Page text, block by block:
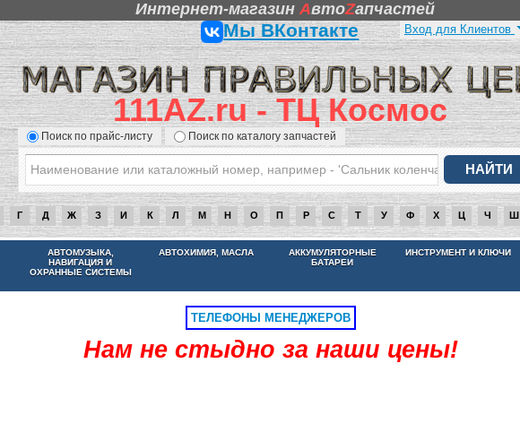
Интернет-магазинAвтоZапчастей
Мы ВКонтакте
111AZ.ru - ТЦ Космос
Поиск по прайс-листу Поиск по каталогу запчастей
Вход для Клиентов
Г Д Ж З И К Л М Н О П Р С Т У Ф Х Ц Ч Ш
НАМ НЕ СТЫДНО ЗА НАШИ ЦЕНЫ
АВТОМУЗЫКА,
НАВИГАЦИЯ И
ОХРАННЫЕ СИСТЕМЫ
АВТОХИМИЯ, МАСЛА
АККУМУЛЯТОРНЫЕ
БАТАРЕИ
ИНСТРУМЕНТ И КЛЮЧИ
ТЕЛЕФОНЫ МЕНЕДЖЕРОВ
Нам не стыдно за наши цены!